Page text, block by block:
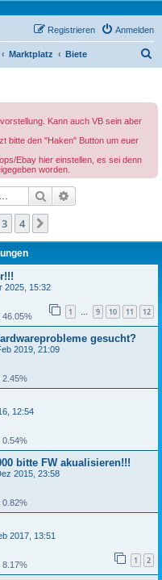
Anmelden
Registrieren
Marktplatz Biete
Kann auch VB sein aber
bitte den "Haken" Button um euer
Ebay hier einstellen, es sei denn
worden.
Suche
3 4
2025, 15:32
1 … 9 10 11 12
46.05%
gesucht?
2019, 21:09
2.45%
12:54
0.54%
bitte FW akualisieren!!!
2015, 23:58
0.82%
2017, 13:51
1 2
8.17%